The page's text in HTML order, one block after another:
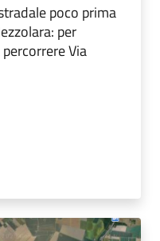
poco prima
per
Via